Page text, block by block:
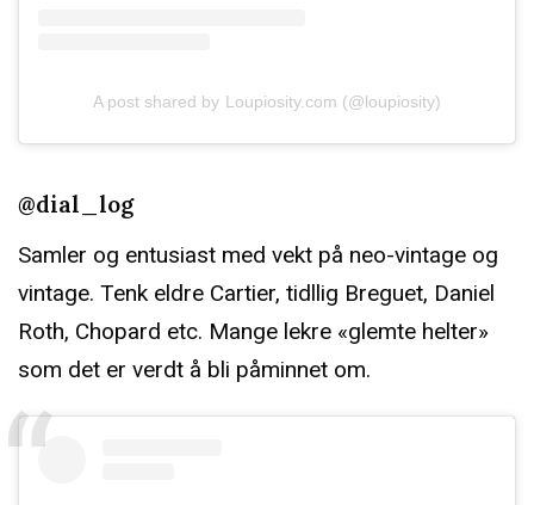
A post shared by Loupiosity.com (@loupiosity)
@dial_log
Samler og entusiast med vekt på neo-vintage og
vintage. Tenk eldre Cartier, tidllig Breguet, Daniel
Roth, Chopard etc. Mange lekre «glemte helter»
som det er verdt å bli påminnet om.